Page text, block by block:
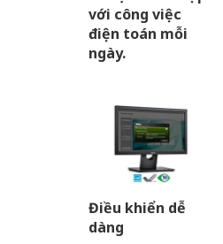
với công việc
điện toán mỗi
ngày.
Điều khiển dễ
dàng